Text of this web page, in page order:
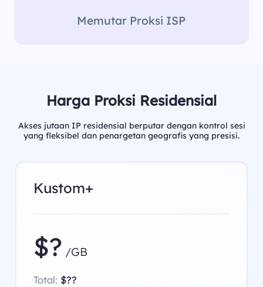
Memutar Proksi ISP
Harga Proksi Residensial
Akses jutaan IP residensial berputar dengan kontrol sesi
yang fleksibel dan penargetan geografis yang presisi.
Kustom+
$? /GB
Total: $??